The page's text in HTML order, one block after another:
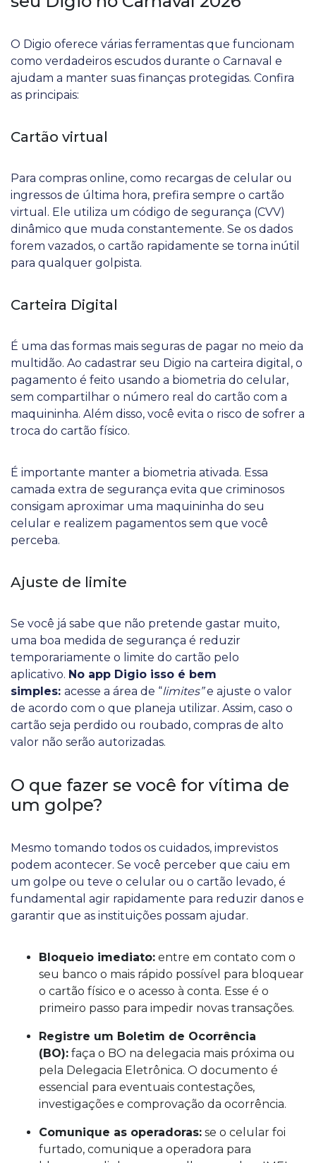
O Digio oferece várias ferramentas que funcionam
como verdadeiros escudos durante o Carnaval e
ajudam a manter suas finanças protegidas. Confira
as principais:
Cartão virtual
Para compras online, como recargas de celular ou
ingressos de última hora, prefira sempre o cartão
virtual. Ele utiliza um código de segurança (CVV)
dinâmico que muda constantemente. Se os dados
forem vazados, o cartão rapidamente se torna inútil
para qualquer golpista.
Carteira Digital
É uma das formas mais seguras de pagar no meio da
multidão. Ao cadastrar seu Digio na carteira digital, o
pagamento é feito usando a biometria do celular,
sem compartilhar o número real do cartão com a
maquininha. Além disso, você evita o risco de sofrer a
troca do cartão físico.
É importante manter a biometria ativada. Essa
camada extra de segurança evita que criminosos
consigam aproximar uma maquininha do seu
celular e realizem pagamentos sem que você
perceba.
Ajuste de limite
Se você já sabe que não pretende gastar muito,
uma boa medida de segurança é reduzir
temporariamente o limite do cartão pelo
aplicativo. No app Digio isso é bem
simples: acesse a área de “limites”e ajuste o valor
de acordo com o que planeja utilizar. Assim, caso o
cartão seja perdido ou roubado, compras de alto
valor não serão autorizadas.
O que fazer se você for vítima de
um golpe?
Mesmo tomando todos os cuidados, imprevistos
podem acontecer. Se você perceber que caiu em
um golpe ou teve o celular ou o cartão levado, é
fundamental agir rapidamente para reduzir danos e
garantir que as instituições possam ajudar.
Bloqueio imediato: entre em contato com o
seu banco o mais rápido possível para bloquear
o cartão físico e o acesso à conta. Esse é o
primeiro passo para impedir novas transações.
Registre um Boletim de Ocorrência
(BO): faça o BO na delegacia mais próxima ou
pela Delegacia Eletrônica. O documento é
essencial para eventuais contestações,
investigações e comprovação da ocorrência.
Comunique as operadoras: se o celular foi
furtado, comunique a operadora para